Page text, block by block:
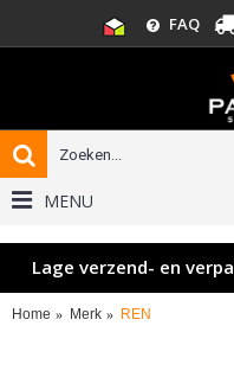
FAQ
MENU
Lage verzend- en
Home Merk REN